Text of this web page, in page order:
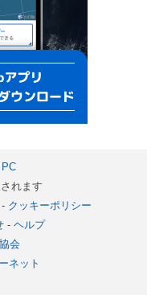
PC
れます
- クッキーポリシー
- ヘルプ
会
ネット